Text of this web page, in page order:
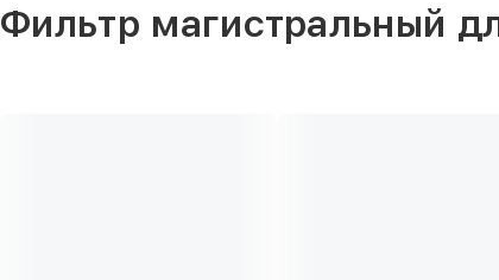
Фильтр магистральный